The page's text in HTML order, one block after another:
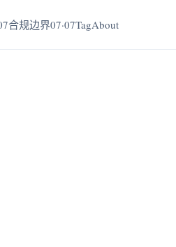
合规边界07·07TagAbout